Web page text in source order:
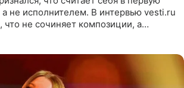
не исполнителем. В интервью vesti.ru
что не сочиняет композиции, а